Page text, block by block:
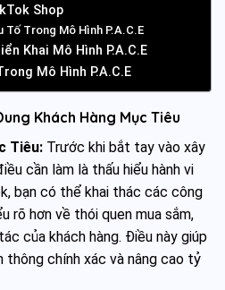
Shop
Tố Trong Mô Hình P.A.C.E
Khai Mô Hình P.A.C.E
Mô Hình P.A.C.E
Khách Hàng Mục Tiêu
Tiêu: Trước khi bắt tay vào xây
cần làm là thấu hiểu hành vi
bạn có thể khai thác các công
rõ hơn về thói quen mua sắm,
của khách hàng. Điều này giúp
chính xác và nâng cao tỷ